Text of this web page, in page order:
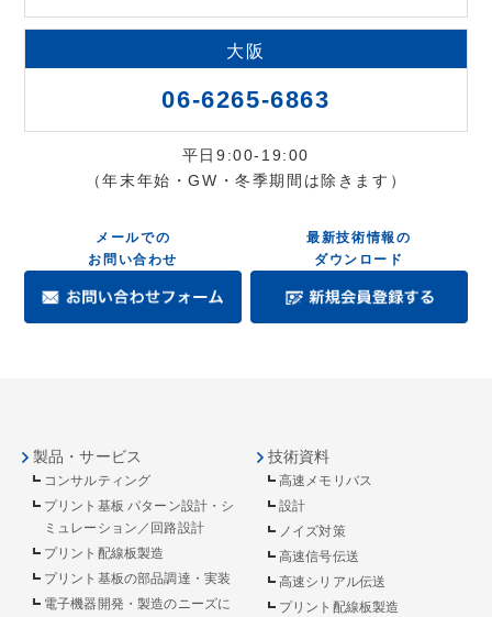
大阪
06-6265-6863
平日9:00-19:00
（年末年始・GW・冬季期間は除きます）
メールでの
お問い合わせ
最新技術情報の
ダウンロード
製品・サービス
コンサルティング
プリント基板 パターン設計・シ
ミュレーション／回路設計
プリント配線板製造
プリント基板の部品調達・実装
電子機器開発・製造のニーズに
技術資料
高速メモリバス
設計
ノイズ対策
高速信号伝送
高速シリアル伝送
プリント配線板製造